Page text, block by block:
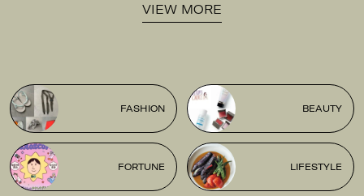
VIEW MORE
FASHION BEAUTY
FORTUNE LIFESTYLE